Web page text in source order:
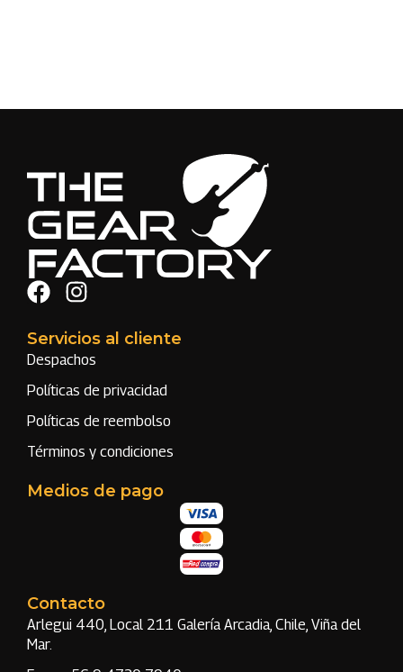
Servicios al cliente
Despachos
Políticas de privacidad
Políticas de reembolso
Términos y condiciones
Medios de pago
Contacto
Arlegui 440, Local 211 Galería Arcadia, Chile, Viña del
Mar.